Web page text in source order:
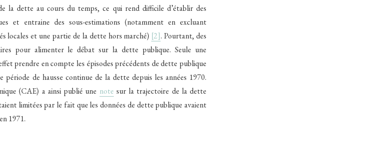
la dette au cours du temps, ce qui rend difficile d’établir des
et entraine des sous-estimations (notamment en excluant
locales et une partie de la dette hors marché) [2]. Pourtant, des
pour alimenter le débat sur la dette publique. Seule une
prendre en compte les épisodes précédents de dette publique
de hausse continue de la dette depuis les années 1970.
(CAE) a ainsi publié une note sur la trajectoire de la dette
limitées par le fait que les données de dette publique avaient
1971.